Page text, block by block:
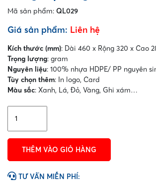
Mã sản phẩm: QL029
Giá sản phẩm: Liên hệ
Kích thước (mm): Dài 460 x Rộng 320 x Cao
Trọng lượng: gram
Nguyên liệu: 100% nhựa HDPE/ PP nguyên
Tùy chọn thêm: In logo, Card
Màu sắc: Xanh, Lá, Đỏ, Vàng, Ghi xám…
nhựa
rỗng
QL029
lượng
THÊM VÀO GIỎ HÀNG
TƯ VẤN MIỄN PHÍ: